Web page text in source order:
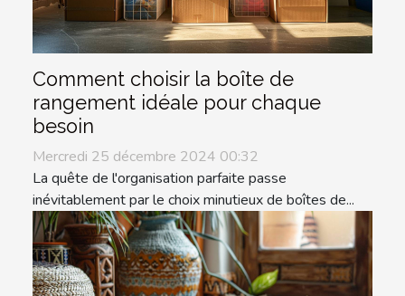
Comment choisir la boîte de
rangement idéale pour chaque
besoin
Mercredi 25 décembre 2024 00:32
La quête de l'organisation parfaite passe
inévitablement par le choix minutieux de boîtes de...